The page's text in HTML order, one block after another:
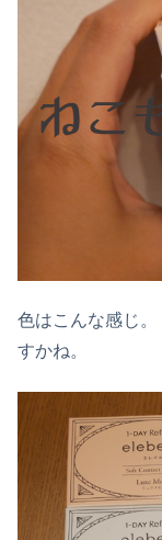
色はこんな感じ
すかね。